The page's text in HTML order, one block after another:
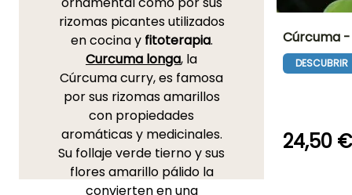
rizomas picantes utilizados
en cocina y fitoterapia.
Curcuma longa, la
Cúrcuma curry, es famosa
por sus rizomas amarillos
con propiedades
aromáticas y medicinales.
Su follaje verde tierno y sus
flores amarillo pálido la
convierten en una
Altura en la
madurez
Cúrcuma
DESCUBRIR
24,50 €